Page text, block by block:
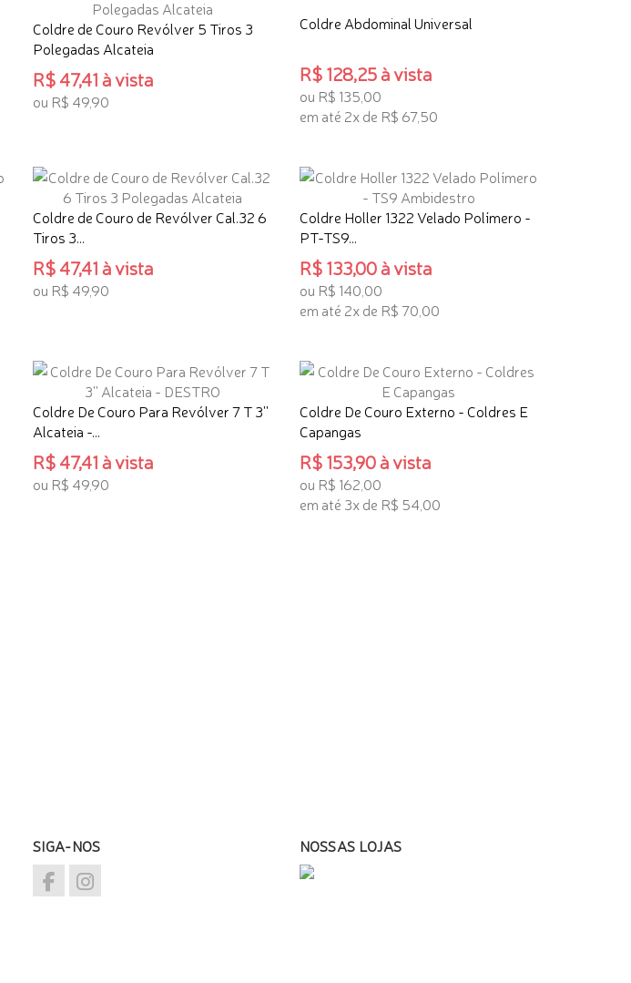
Coldre de Couro Revólver 5 Tiros 3
Polegadas Alcateia
R$ 47,41 à vista
ou R$ 49,90
Coldre Abdominal Universal
R$ 128,25 à vista
ou R$ 135,00
em até 2x de R$ 67,50
Coldre de Couro de Revólver Cal.32 6
Tiros 3...
R$ 47,41 à vista
ou R$ 49,90
Coldre Holler 1322 Velado Polímero -
PT-TS9...
R$ 133,00 à vista
ou R$ 140,00
em até 2x de R$ 70,00
Coldre De Couro Para Revólver 7 T 3''
Alcateia -...
R$ 47,41 à vista
ou R$ 49,90
Coldre De Couro Externo - Coldres E
Capangas
R$ 153,90 à vista
ou R$ 162,00
em até 3x de R$ 54,00
SIGA-NOS NOSSAS LOJAS